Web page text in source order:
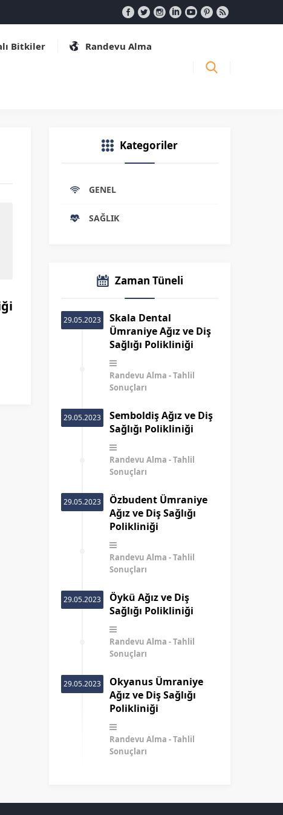
Bitkiler Randevu Alma
Kategoriler
GENEL
SAĞLIK
Zaman Tüneli
29.05.2023
Skala Dental
Ümraniye Ağız ve Diş
Sağlığı Polikliniği
Randevu Alma
Tahlil
Sonuçları
29.05.2023
Semboldiş Ağız ve Diş
Sağlığı Polikliniği
Randevu Alma
Tahlil
Sonuçları
29.05.2023
Özbudent Ümraniye
Ağız ve Diş Sağlığı
Polikliniği
Randevu Alma
Tahlil
Sonuçları
29.05.2023
Öykü Ağız ve Diş
Sağlığı Polikliniği
Randevu Alma
Tahlil
Sonuçları
29.05.2023
Okyanus Ümraniye
Ağız ve Diş Sağlığı
Polikliniği
Randevu Alma
Tahlil
Sonuçları